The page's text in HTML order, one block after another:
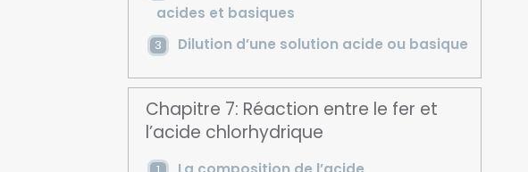
acides et basiques
Dilution d’une solution acide ou basique
Chapitre 7: Réaction entre le fer et
l’acide chlorhydrique